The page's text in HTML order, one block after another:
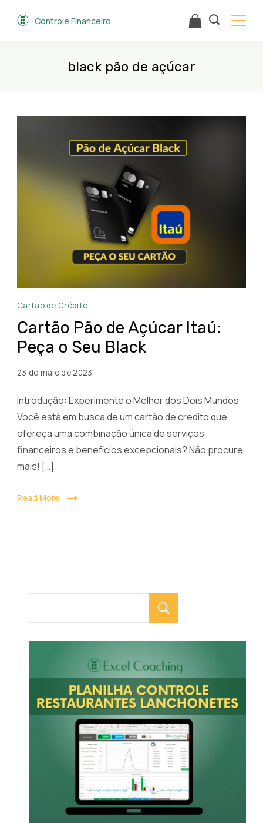
Controle Financeiro
black pão de açúcar
Pedir
Pão
de
Black
Itau
Cartão de Crédito
Cartão Pão de Açúcar Itaú:
Peça o Seu Black
23 de maio de 2023
Introdução: Experimente o Melhor dos Dois Mundos
Você está em busca de um cartão de crédito que
ofereça uma combinação única de serviços
financeiros e benefícios excepcionais? Não procure
mais! […]
Read More